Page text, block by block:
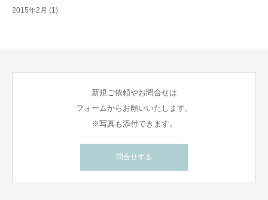
2015年2月 (1)
新規ご依頼やお問合せは
フォームからお願いいたします。
※写真も添付できます。
問合せする